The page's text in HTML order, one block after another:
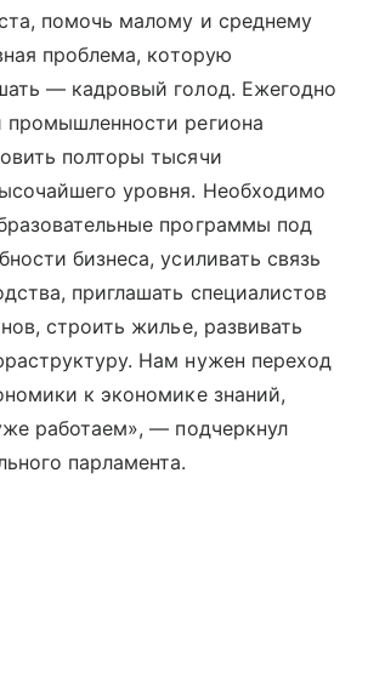
помочь малому и среднему
проблема, которую
— кадровый голод. Ежегодно
промышленности региона
полторы тысячи
уровня. Необходимо
программы под
бизнеса, усиливать связь
приглашать специалистов
строить жилье, развивать
Нам нужен переход
к экономике знаний,
работаем», — подчеркнул
парламента.